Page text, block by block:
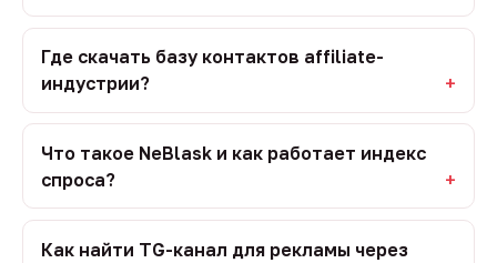
Где скачать базу контактов affiliate-
индустрии?
Что такое NeBlask и как работает индекс
спроса?
Как найти TG-канал для рекламы через